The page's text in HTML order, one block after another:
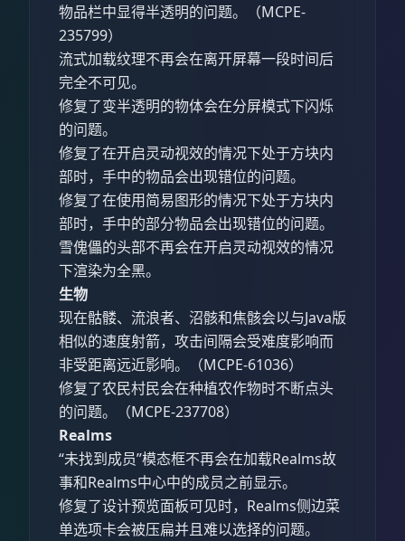
物品栏中显得半透明的问题。（MCPE-
235799）
流式加载纹理不再会在离开屏幕一段时间后
完全不可见。
修复了变半透明的物体会在分屏模式下闪烁
的问题。
修复了在开启灵动视效的情况下处于方块内
部时，手中的物品会出现错位的问题。
修复了在使用简易图形的情况下处于方块内
部时，手中的部分物品会出现错位的问题。
雪傀儡的头部不再会在开启灵动视效的情况
下渲染为全黑。
生物
现在骷髅、流浪者、沼骸和焦骸会以与Java版
相似的速度射箭，攻击间隔会受难度影响而
非受距离远近影响。（MCPE-61036）
修复了农民村民会在种植农作物时不断点头
的问题。（MCPE-237708）
Realms
“未找到成员”模态框不再会在加载Realms故
事和Realms中心中的成员之前显示。
修复了设计预览面板可见时，Realms侧边菜
单选项卡会被压扁并且难以选择的问题。